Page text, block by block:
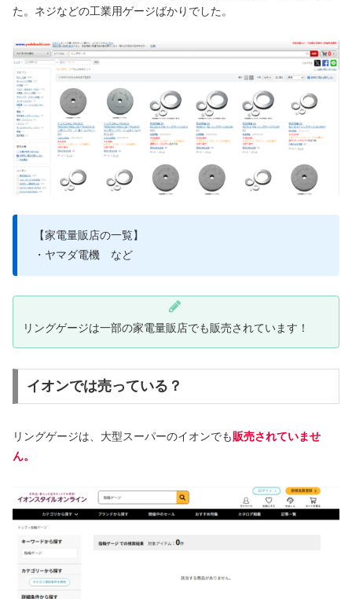
た。ネジなどの工業用ゲージばかりでした。
【家電量販店の一覧】
・ヤマダ電機 など
リングゲージは一部の家電量販店でも販売されています！
イオンでは売っている？
リングゲージは、大型スーパーのイオンでも販売されていませ
ん。